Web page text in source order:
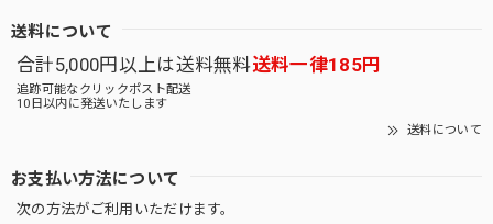
送料について
合計5,000円以上は送料無料送料一律185円
追跡可能なクリックポスト配送
10日以内に発送いたします
送料について
お支払い方法について
次の方法がご利用いただけます。